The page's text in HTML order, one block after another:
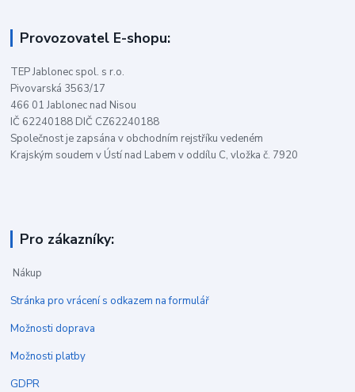
Provozovatel E-shopu:
TEP Jablonec spol. s r.o.
Pivovarská 3563/17
466 01 Jablonec nad Nisou
IČ 62240188 DIČ CZ62240188
Společnost je zapsána v obchodním rejstříku vedeném
Krajským soudem v Ústí nad Labem v oddílu C, vložka č. 7920
Pro zákazníky:
Nákup
Stránka pro vrácení s odkazem na formulář
Možnosti doprava
Možnosti platby
GDPR